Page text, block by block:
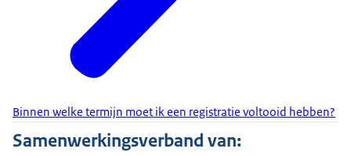
Binnen welke termijn moet ik een registratie voltooid hebben?
Samenwerkingsverband van: